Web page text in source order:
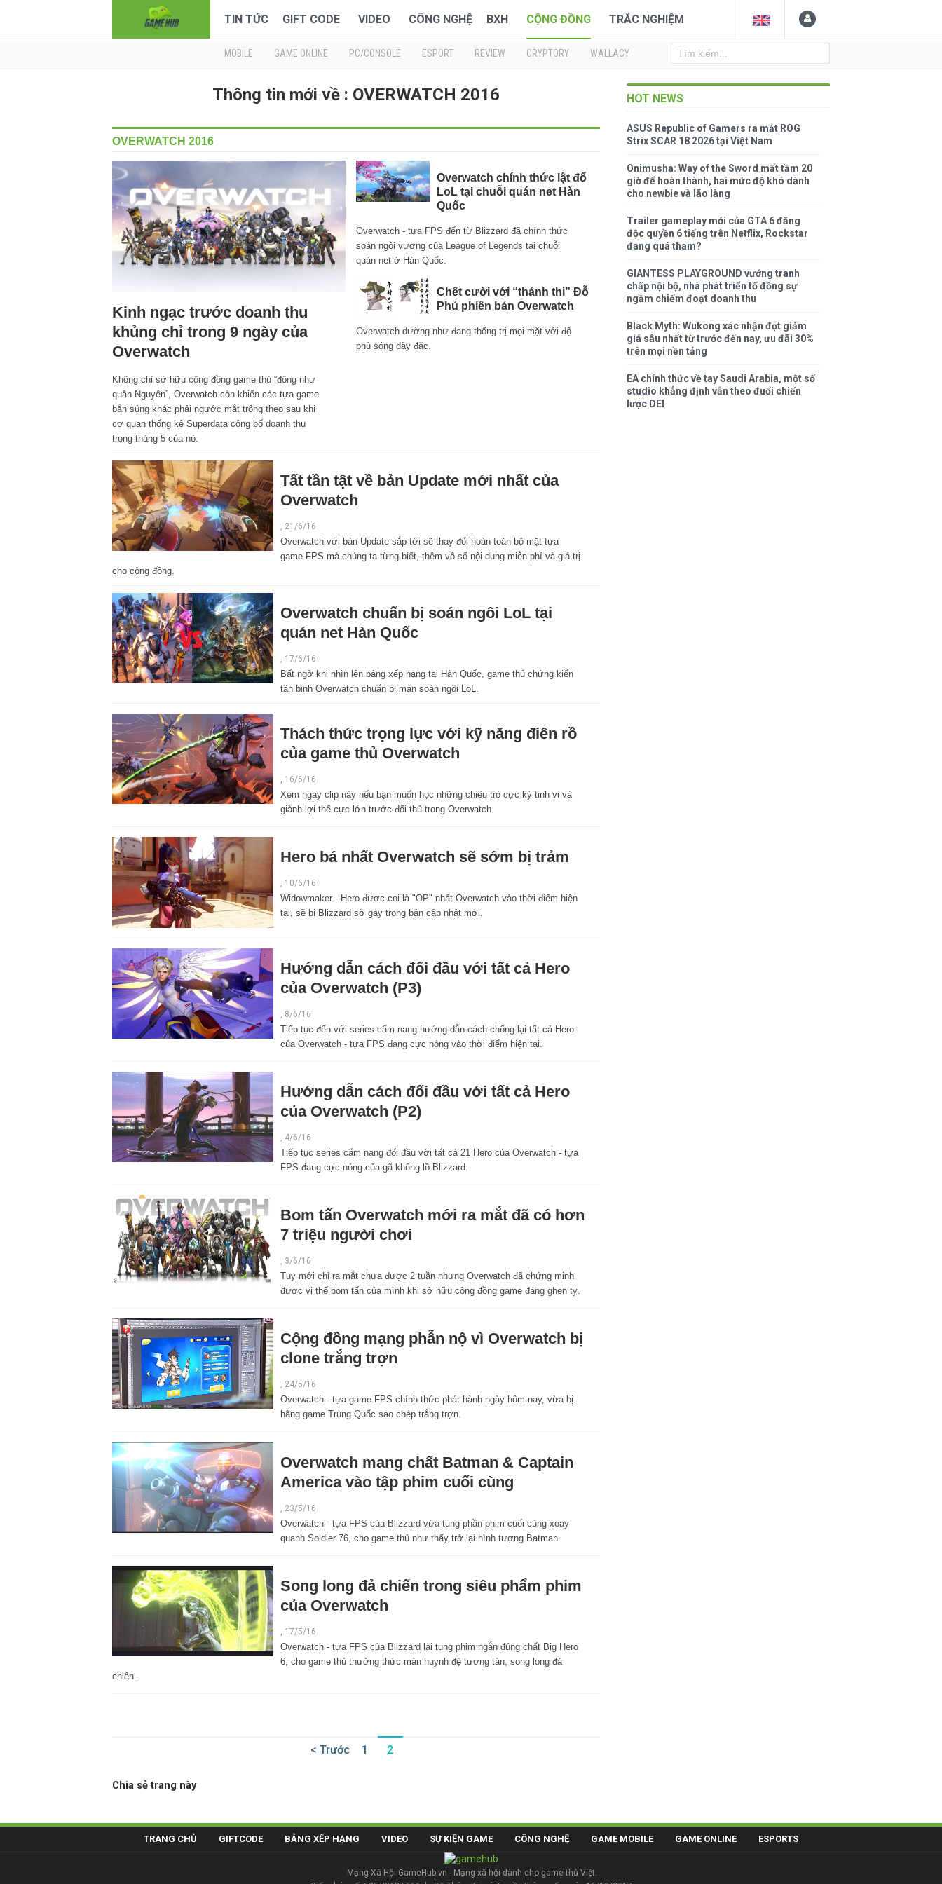
TIN TỨC GIFT CODE VIDEO CÔNG NGHỆ BXH CỘNG ĐỒNG TRẮC NGHIỆM
MOBILE GAME ONLINE PC/CONSOLE ESPORT REVIEW CRYPTORY WALLACY
Thông tin mới về : OVERWATCH 2016
OVERWATCH 2016
Kinh ngạc trước doanh thu
khủng chỉ trong 9 ngày của
Overwatch
Không chỉ sở hữu cộng đồng game thủ “đông như
quân Nguyên”, Overwatch còn khiến các tựa game
bắn súng khác phải ngước mắt trông theo sau khi
cơ quan thống kê Superdata công bố doanh thu
trong tháng 5 của nó.
Overwatch chính thức lật đổ
LoL tại chuỗi quán net Hàn
Quốc
Overwatch - tựa FPS đến từ Blizzard đã chính thức
soán ngôi vương của League of Legends tại chuỗi
quán net ở Hàn Quốc.
Chết cười với “thánh thi” Đỗ
Phủ phiên bản Overwatch
Overwatch dường như đang thống trị mọi mặt với độ
phủ sóng dày đặc.
Tất tần tật về bản Update mới nhất của
Overwatch
, 21/6/16
Overwatch với bản Update sắp tới sẽ thay đổi hoàn toàn bộ mặt tựa
game FPS mà chúng ta từng biết, thêm vô số nội dung miễn phí và giá trị
cho cộng đồng.
Overwatch chuẩn bị soán ngôi LoL tại
quán net Hàn Quốc
, 17/6/16
Bất ngờ khi nhìn lên bảng xếp hạng tại Hàn Quốc, game thủ chứng kiến
tân binh Overwatch chuẩn bị màn soán ngôi LoL.
Thách thức trọng lực với kỹ năng điên rồ
của game thủ Overwatch
, 16/6/16
Xem ngay clip này nếu bạn muốn học những chiêu trò cực kỳ tinh vi và
giành lợi thế cực lớn trước đối thủ trong Overwatch.
Hero bá nhất Overwatch sẽ sớm bị trảm
, 10/6/16
Widowmaker - Hero được coi là "OP" nhất Overwatch vào thời điểm hiện
tại, sẽ bị Blizzard sờ gáy trong bản cập nhật mới.
Hướng dẫn cách đối đầu với tất cả Hero
của Overwatch (P3)
8/6/16
Tiếp tục đến với series cẩm nang hướng dẫn cách chống lại tất cả Hero
của Overwatch - tựa FPS đang cực nóng vào thời điểm hiện tại.
Hướng dẫn cách đối đầu với tất cả Hero
của Overwatch (P2)
, 4/6/16
Tiếp tục series cẩm nang đối đầu với tất cả 21 Hero của Overwatch - tựa
FPS đang cực nóng của gã khổng lồ Blizzard.
Bom tấn Overwatch mới ra mắt đã có hơn
7 triệu người chơi
, 3/6/16
Tuy mới chỉ ra mắt chưa được 2 tuần nhưng Overwatch đã chứng minh
được vị thế bom tấn của mình khi sở hữu cộng đồng game đáng ghen tỵ.
Cộng đồng mạng phẫn nộ vì Overwatch bị
clone trắng trợn
, 24/5/16
Overwatch - tựa game FPS chính thức phát hành ngày hôm nay, vừa bị
hãng game Trung Quốc sao chép trắng trợn.
Overwatch mang chất Batman & Captain
America vào tập phim cuối cùng
23/5/16
Overwatch - tựa FPS của Blizzard vừa tung phần phim cuối cùng xoay
quanh Soldier 76, cho game thủ như thấy trở lại hình tượng Batman.
Song long đả chiến trong siêu phẩm phim
của Overwatch
, 17/5/16
Overwatch - tựa FPS của Blizzard lại tung phim ngắn đúng chất Big Hero
6, cho game thủ thưởng thức màn huynh đệ tương tàn, song long đả
chiến.
< Trước 1 2
Chia sẻ trang này
HOT NEWS
ASUS Republic of Gamers ra mắt ROG
Strix SCAR 18 2026 tại Việt Nam
Onimusha: Way of the Sword mất tầm 20
giờ để hoàn thành, hai mức độ khó dành
cho newbie và lão làng
Trailer gameplay mới của GTA 6 đăng
độc quyền 6 tiếng trên Netflix, Rockstar
đang quá tham?
GIANTESS PLAYGROUND vướng tranh
chấp nội bộ, nhà phát triển tố đồng sự
ngầm chiếm đoạt doanh thu
Black Myth: Wukong xác nhận đợt giảm
giá sâu nhất từ trước đến nay, ưu đãi 30%
trên mọi nền tảng
EA chính thức về tay Saudi Arabia, một số
studio khẳng định vẫn theo đuổi chiến
lược DEI
TRANG CHỦ GIFTCODE BẢNG XẾP HẠNG VIDEO SỰ KIỆN GAME CÔNG NGHỆ GAME MOBILE GAME ONLINE ESPORTS
Mạng Xã Hội GameHub.vn - Mạng xã hội dành cho game thủ Việt.